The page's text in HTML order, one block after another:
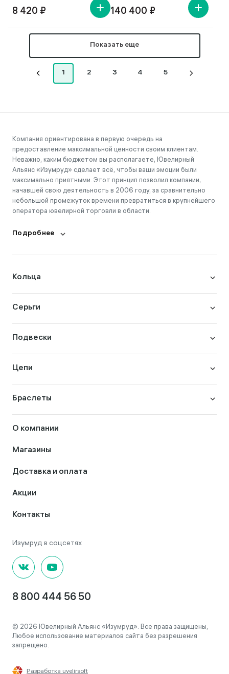
8 420 ₽ 140 400 ₽
Показать еще
1 2 3 4 5
Компания ориентирована в первую очередь на
предоставление максимальной ценности своим клиентам.
Неважно, каким бюджетом вы располагаете, Ювелирный
Альянс «Изумруд» сделает всё, чтобы ваши эмоции были
максимально приятными. Этот принцип позволил компании,
начавшей свою деятельность в 2006 году, за сравнительно
небольшой промежуток времени превратиться в крупнейшего
оператора ювелирной торговли в области.
Подробнее
Кольца
Серьги
Подвески
Цепи
Браслеты
О компании
Магазины
Доставка и оплата
Акции
Контакты
8 800 444 56 50
© 2026 Ювелирный Альянс «Изумруд». Все права защищены,
Любое использование материалов сайта без разрешения
запрещено.
Разработка uvelirsoft